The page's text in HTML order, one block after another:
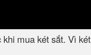
mua két sắt. Vì két